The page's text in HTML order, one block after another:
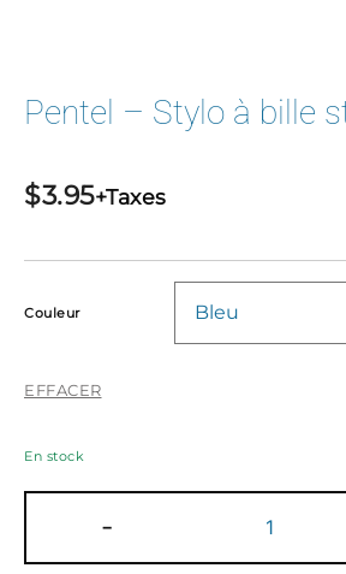
Pentel – Stylo à bille
$3.95+Taxes
Couleur
EFFACER
En stock
-
de
-